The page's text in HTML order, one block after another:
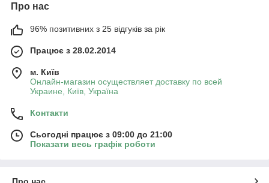
Про нас
96% позитивних з 25 відгуків за рік
Працює з 28.02.2014
м. Київ
Онлайн-магазин осуществляет доставку по всей
Украине, Київ, Україна
Контакти
Сьогодні працює з 09:00 до 21:00
Показати весь графік роботи
Про нас